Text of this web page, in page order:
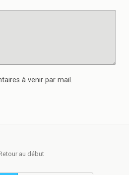
à venir par mail.
au début